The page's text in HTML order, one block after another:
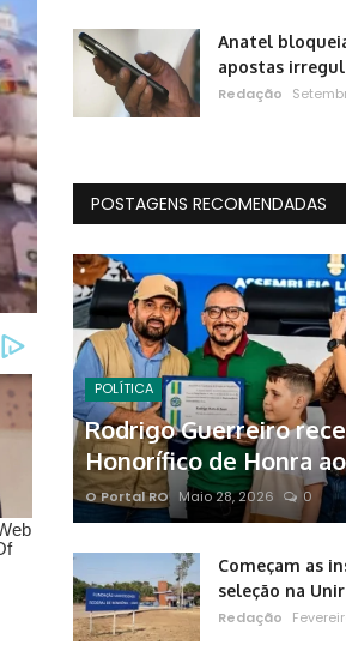
Anatel
apostas
Redação
POSTAGENS RECOMENDADAS
POLÍTICA
Rodrigo Guerreiro
Honorífico de Honra ao
O Portal RO Maio 28, 2026 0
Começam as
seleção na
Redação